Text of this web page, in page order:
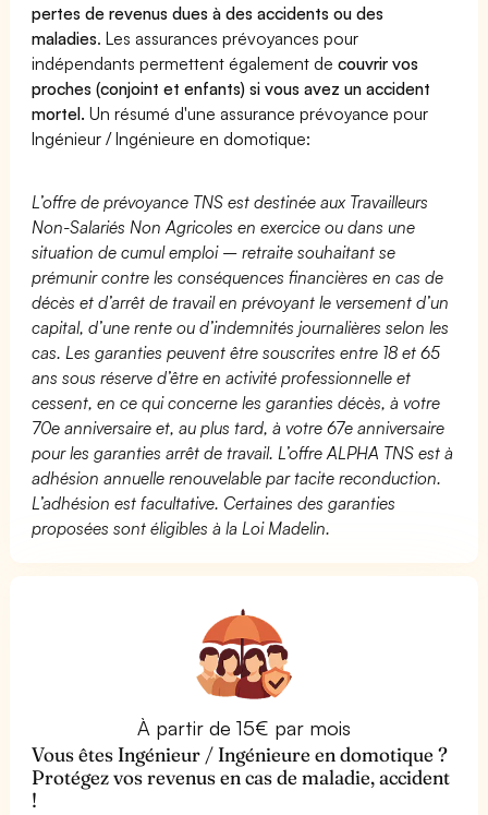
pertes de revenus dues à des accidents ou des
maladies. Les assurances prévoyances pour
indépendants permettent également decouvrir vos
proches (conjoint et enfants) si vous avez un accident
mortel. Un résumé d'une assurance prévoyance pour
Ingénieur / Ingénieure en domotique:
L’offre de prévoyance TNS est destinée aux Travailleurs
Non-Salariés Non Agricoles en exercice ou dans une
situation de cumul emploi – retraite souhaitant se
prémunir contre les conséquences financières en cas de
décès et d’arrêt de travail en prévoyant le versement d’un
capital, d’une rente ou d’indemnités journalières selon les
cas. Les garanties peuvent être souscrites entre 18 et 65
ans sous réserve d’être en activité professionnelle et
cessent, en ce qui concerne les garanties décès, à votre
70e anniversaire et, au plus tard, à votre 67e anniversaire
pour les garanties arrêt de travail. L’offre ALPHA TNS est à
adhésion annuelle renouvelable par tacite reconduction.
L’adhésion est facultative. Certaines des garanties
proposées sont éligibles à la Loi Madelin.
À partir de 15€ par mois
Vous êtes Ingénieur / Ingénieure en domotique ?
Protégez vos revenus en cas de maladie, accident
!